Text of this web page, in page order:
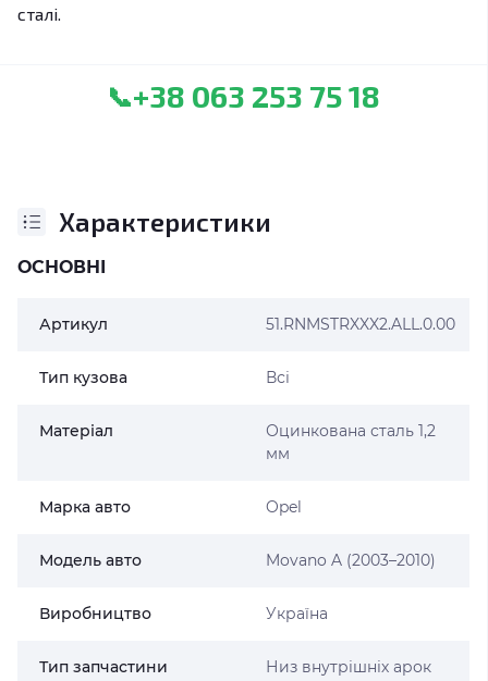
сталі.
📞+38 063 253 75 18
Характеристики
ОСНОВНІ
Артикул 51.RNMSTRXXX2.ALL.0.00
Тип кузова Всі
Матеріал
Оцинкована сталь 1,2
мм
Марка авто Opel
Модель авто Movano A (2003–2010)
Виробництво Україна
Тип запчастини Низ внутрішніх арок